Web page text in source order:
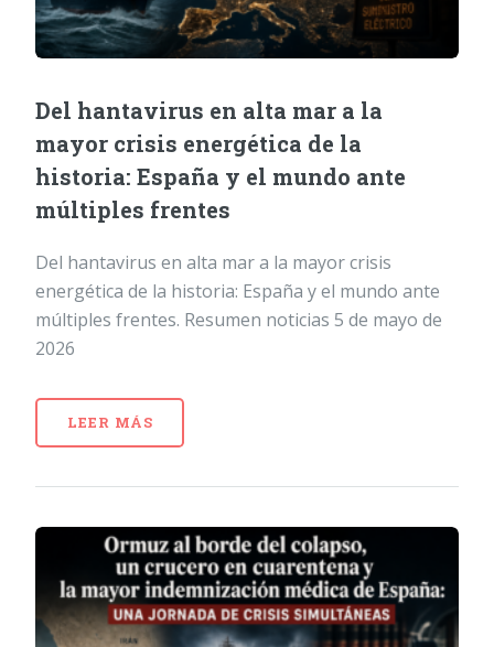
Del hantavirus en alta mar a la
mayor crisis energética de la
historia: España y el mundo ante
múltiples frentes
Del hantavirus en alta mar a la mayor crisis
energética de la historia: España y el mundo ante
múltiples frentes. Resumen noticias 5 de mayo de
2026
LEER MÁS